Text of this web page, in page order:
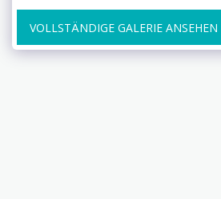
VOLLSTÄNDIGE GALERIE ANSEHEN